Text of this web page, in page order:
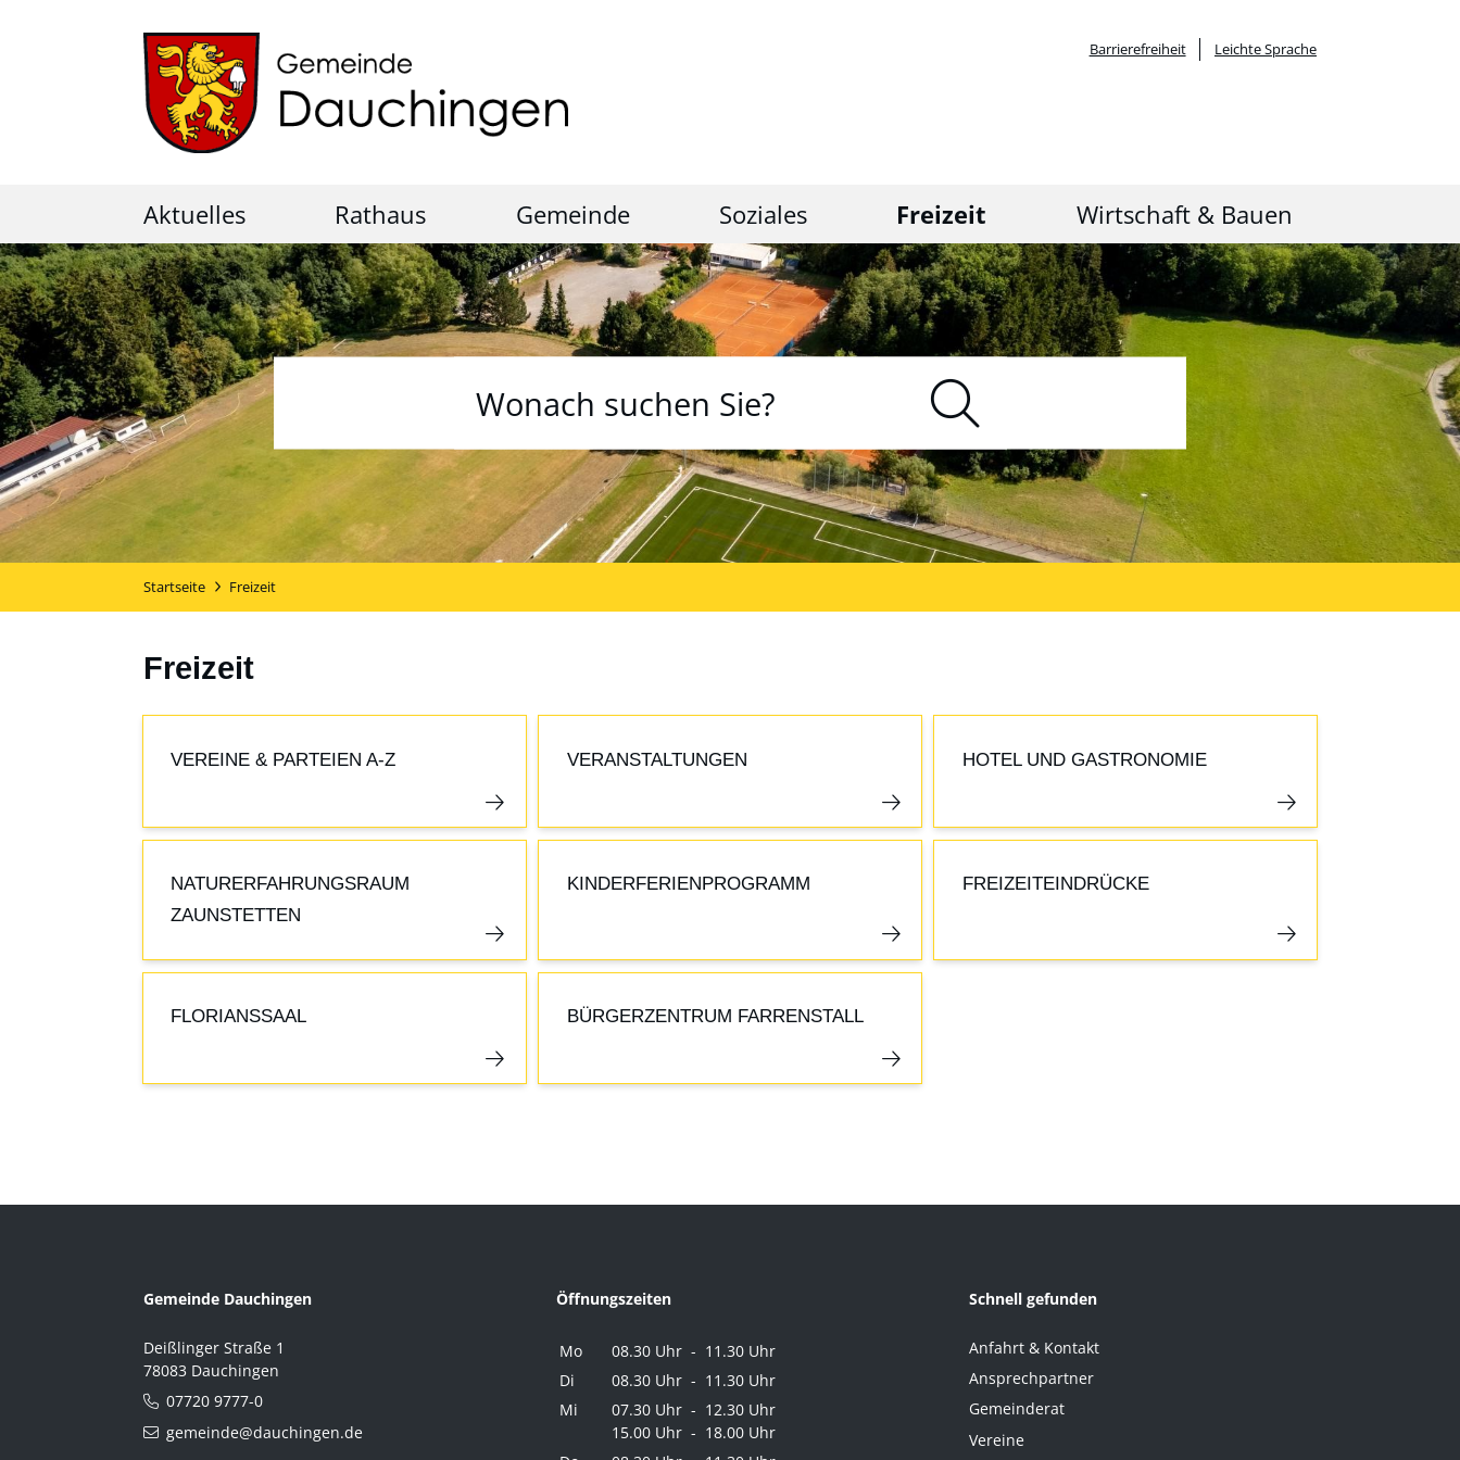
Barrierefreiheit Leichte Sprache
Aktuelles Rathaus Gemeinde Soziales Freizeit Wirtschaft & Bauen
Startseite Freizeit
Freizeit
VEREINE & PARTEIEN A-Z VERANSTALTUNGEN HOTEL UND GASTRONOMIE
NATURERFAHRUNGSRAUM
ZAUNSTETTEN
KINDERFERIENPROGRAMM FREIZEITEINDRÜCKE
FLORIANSSAAL BÜRGERZENTRUM FARRENSTALL
Gemeinde Dauchingen
Deißlinger Straße 1
78083 Dauchingen
07720 9777-0
gemeinde@dauchingen.de
Öffnungszeiten
Mo
08.30 Uhr - 11.30 Uhr
Di
08.30 Uhr - 11.30 Uhr
Mi
07.30 Uhr - 12.30 Uhr
15.00 Uhr - 18.00 Uhr
Schnell gefunden
Anfahrt & Kontakt
Ansprechpartner
Gemeinderat
Vereine